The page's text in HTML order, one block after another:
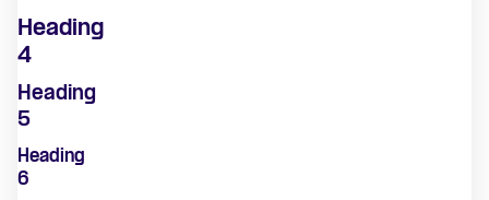
Heading
4
Heading
5
Heading
6